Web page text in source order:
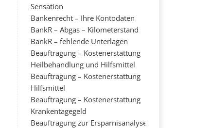
Sensation
Bankenrecht – Ihre Kontodaten
BankR – Abgas – Kilometerstand
BankR – fehlende Unterlagen
Beauftragung – Kostenerstattung
Heilbehandlung und Hilfsmittel
Beauftragung – Kostenerstattung
Hilfsmittel
Beauftragung – Kostenerstattung
Krankentagegeld
Beauftragung zur Ersparnisanalyse